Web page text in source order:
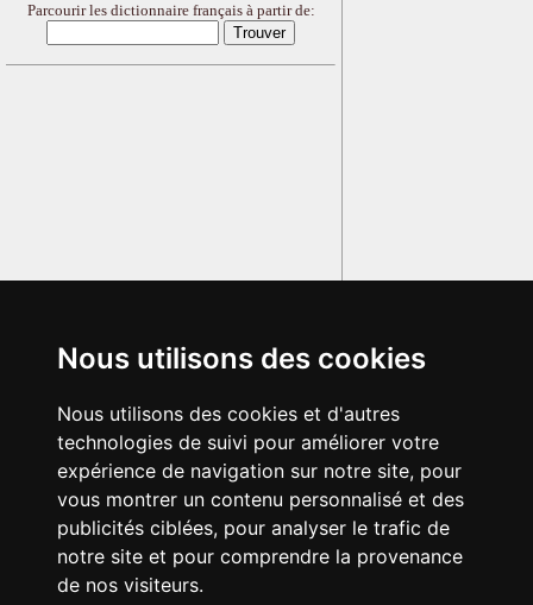
Nous utilisons des cookies
Nous utilisons des cookies et d'autres
technologies de suivi pour améliorer votre
expérience de navigation sur notre site, pour
vous montrer un contenu personnalisé et des
publicités ciblées, pour analyser le trafic de
notre site et pour comprendre la provenance
de nos visiteurs.
Parcourir les dictionnaire français à partir de: